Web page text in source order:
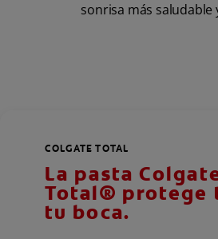
sonrisa más saludable
COLGATE TOTAL
La pasta
Total® protege
tu boca.